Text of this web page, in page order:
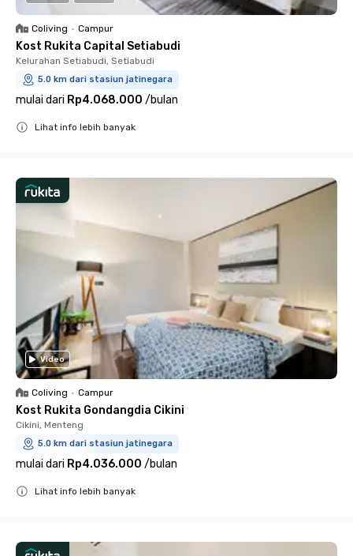
Coliving • Campur
Kost Rukita Capital Setiabudi
Kelurahan Setiabudi, Setiabudi
5.0 km dari stasiun jatinegara
mulai dari Rp4.068.000 /bulan
Lihat info lebih banyak
Video
Coliving • Campur
Kost Rukita Gondangdia Cikini
Cikini, Menteng
5.0 km dari stasiun jatinegara
mulai dari Rp4.036.000 /bulan
Lihat info lebih banyak